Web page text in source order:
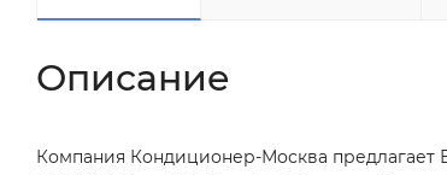
Описание
Компания Кондиционер-Москва предлагает